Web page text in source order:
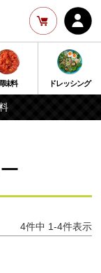
味料 ドレッシング
4件中 1-4件表示